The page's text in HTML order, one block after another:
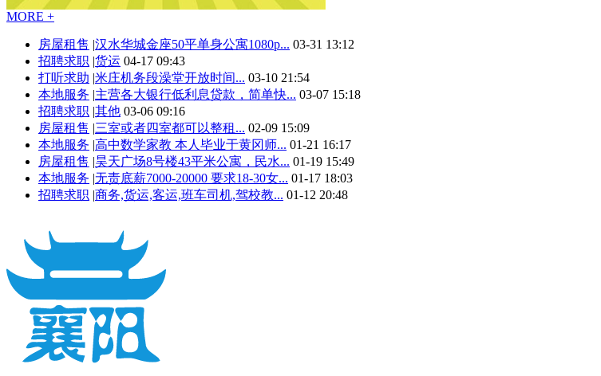
MORE +
房屋租售 |汉水华城金座50平单身公寓1080p... 03-31 13:12
招聘求职 |货运 04-17 09:43
打听求助 |米庄机务段澡堂开放时间... 03-10 21:54
本地服务 |主营各大银行低利息贷款，简单快... 03-07 15:18
招聘求职 |其他 03-06 09:16
房屋租售 |三室或者四室都可以整租... 02-09 15:09
本地服务 |高中数学家教 本人毕业于黄冈师... 01-21 16:17
房屋租售 |昊天广场8号楼43平米公寓，民水... 01-19 15:49
本地服务 |无责底薪7000-20000 要求18-30女... 01-17 18:03
招聘求职 |商务,货运,客运,班车司机,驾校教... 01-12 20:48